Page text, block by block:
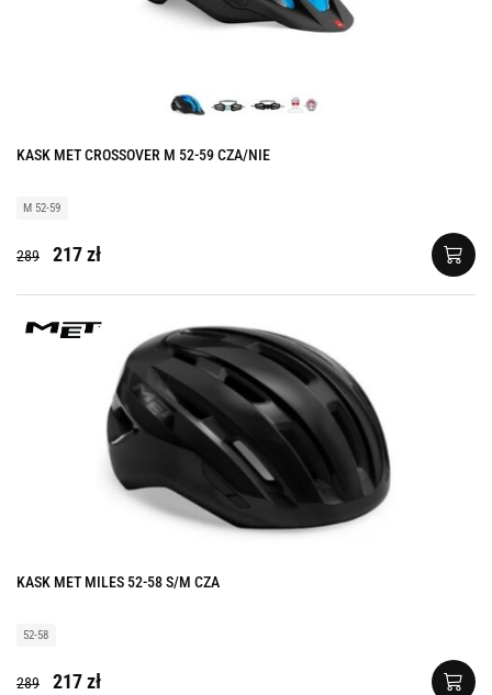
KASK MET CROSSOVER M 52-59 CZA/NIE
M 52-59
289 217 zł
KASK MET MILES 52-58 S/M CZA
52-58
289 217 zł